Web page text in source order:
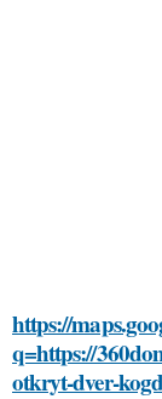
https://
q=https://
otkryt-dver-